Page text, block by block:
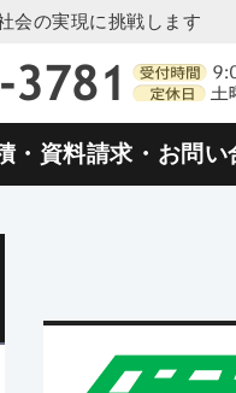
回収ボック
会の実現に挑戦します
・資料請求・お問い